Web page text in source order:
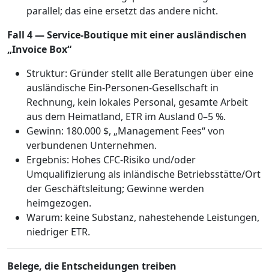
parallel; das eine ersetzt das andere nicht.
Fall 4 — Service-Boutique mit einer ausländischen
„Invoice Box“
Struktur: Gründer stellt alle Beratungen über eine
ausländische Ein-Personen-Gesellschaft in
Rechnung, kein lokales Personal, gesamte Arbeit
aus dem Heimatland, ETR im Ausland 0–5 %.
Gewinn: 180.000 $, „Management Fees“ von
verbundenen Unternehmen.
Ergebnis: Hohes CFC-Risiko und/oder
Umqualifizierung als inländische Betriebsstätte/Ort
der Geschäftsleitung; Gewinne werden
heimgezogen.
Warum: keine Substanz, nahestehende Leistungen,
niedriger ETR.
Belege, die Entscheidungen treiben